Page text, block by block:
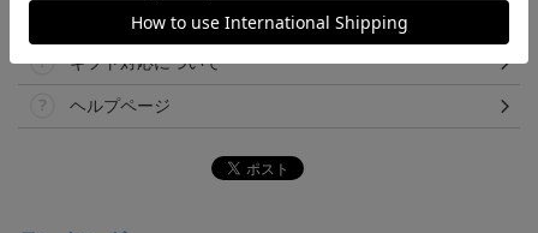
決済について
ギフト対応について
ヘルプページ